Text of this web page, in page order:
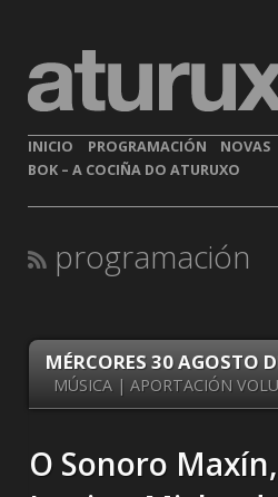
INICIO PROGRAMACIÓN NOVAS
BOK – A COCIÑA DO ATURUXO
programación
MÉRCORES 30 AGOSTO
MÚSICA | APORTACIÓN
O Sonoro